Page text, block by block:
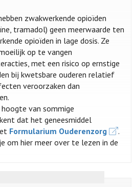
zwakwerkende opioïden
tramadol) geen meerwaarde ten
opioïden in lage dosis. Ze
op te vangen
met een risico op ernstige
bij kwetsbare ouderen relatief
veroorzaken dan
van sommige
dat het geneesmiddel
Formularium Ouderenzorg
.
om hier meer over te lezen in de